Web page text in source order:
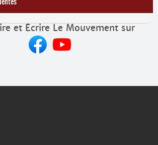
et Écrire Le Mouvement sur